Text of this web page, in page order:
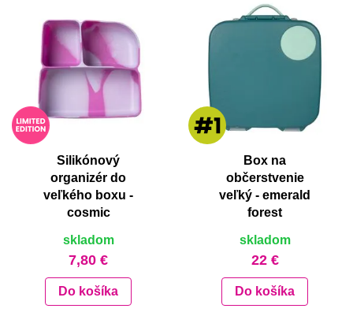
Silikónový
organizér do
veľkého boxu -
cosmic
skladom
7,80 €
Do košíka
Box na
občerstvenie
veľký - emerald
forest
skladom
22 €
Do košíka